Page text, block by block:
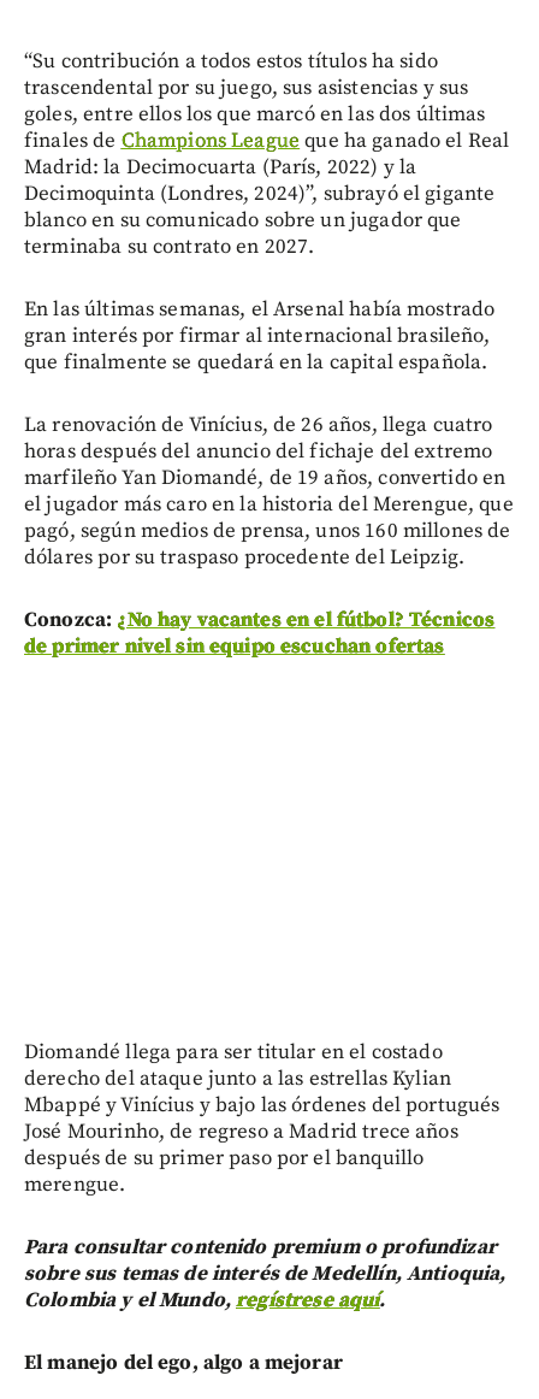
“Su contribución a todos estos títulos ha sido
trascendental por su juego, sus asistencias y sus
goles, entre ellos los que marcó en las dos últimas
finales de Champions League que ha ganado el Real
Madrid: la Decimocuarta (París, 2022) y la
Decimoquinta (Londres, 2024)”, subrayó el gigante
blanco en su comunicado sobre un jugador que
terminaba su contrato en 2027.
En las últimas semanas, el Arsenal había mostrado
gran interés por firmar al internacional brasileño,
que finalmente se quedará en la capital española.
La renovación de Vinícius, de 26 años, llega cuatro
horas después del anuncio del fichaje del extremo
marfileño Yan Diomandé, de 19 años, convertido en
el jugador más caro en la historia del Merengue, que
pagó, según medios de prensa, unos 160 millones de
dólares por su traspaso procedente del Leipzig.
Conozca: ¿No hay vacantes en el fútbol? Técnicos
de primer nivel sin equipo escuchan ofertas
Diomandé llega para ser titular en el costado
derecho del ataque junto a las estrellas Kylian
Mbappé y Vinícius y bajo las órdenes del portugués
José Mourinho, de regreso a Madrid trece años
después de su primer paso por el banquillo
merengue.
Para consultar contenido premium o profundizar
sobre sus temas de interés de Medellín, Antioquia,
Colombia y el Mundo,regístrese aquí.
El manejo del ego, algo a mejorar